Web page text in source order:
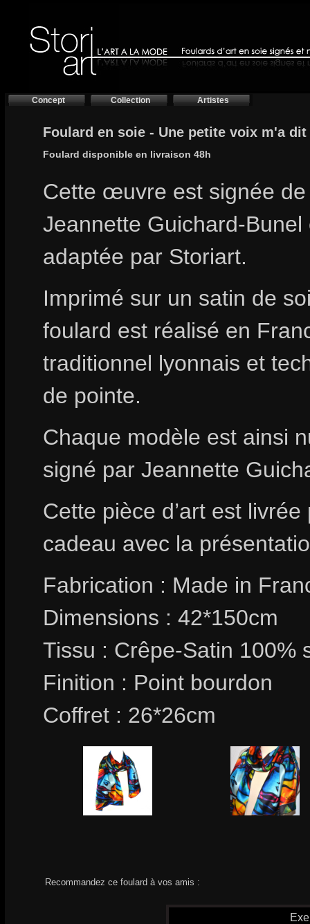
Concept Collection Artistes
Foulard en soie - Une petite voix m'a dit
Foulard disponible en livraison 48h
Cette œuvre est signée de
Jeannette Guichard-Bunel
adaptée par Storiart.
Imprimé sur un satin de
foulard est réalisé en
traditionnel lyonnais et
de pointe.
Chaque modèle est ainsi
signé par Jeannette
Cette pièce d’art est
cadeau avec la
Fabrication : Made in
Dimensions : 42*150cm
Tissu : Crêpe-Satin 100%
Finition : Point bourdon
Coffret : 26*26cm
Recommandez ce foulard à vos amis :